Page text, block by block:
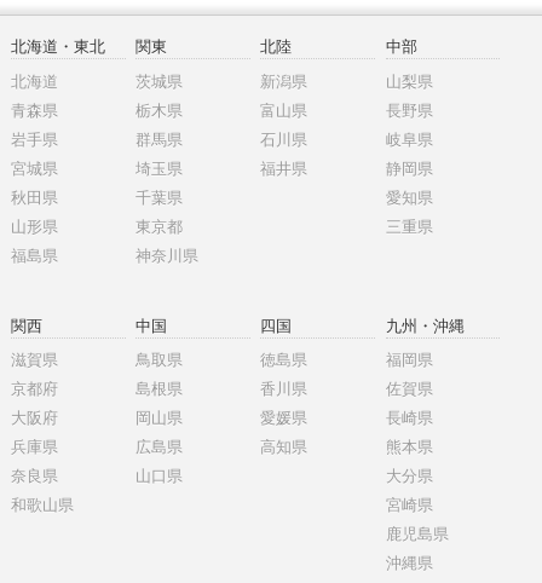
北海道・東北
北海道
青森県
岩手県
宮城県
秋田県
山形県
福島県
関東
茨城県
栃木県
群馬県
埼玉県
千葉県
東京都
神奈川県
北陸
新潟県
富山県
石川県
福井県
中部
山梨県
長野県
岐阜県
静岡県
愛知県
三重県
関西
滋賀県
京都府
大阪府
兵庫県
奈良県
和歌山県
中国
鳥取県
島根県
岡山県
広島県
山口県
四国
徳島県
香川県
愛媛県
高知県
九州・沖縄
福岡県
佐賀県
長崎県
熊本県
大分県
宮崎県
鹿児島県
沖縄県